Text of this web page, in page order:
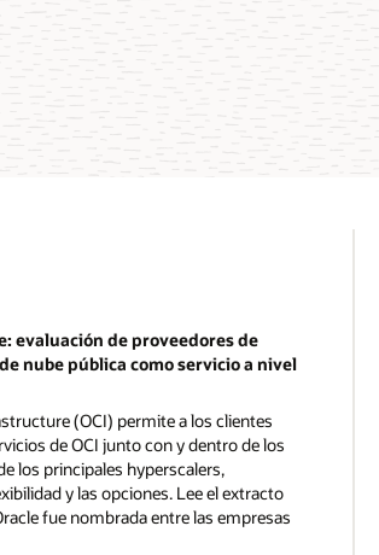
evaluación de proveedores de
nube pública como servicio a nivel
(OCI) permite a los clientes
de OCI junto con y dentro de los
los principales hyperscalers,
y las opciones. Lee el extracto
fue nombrada entre las empresas